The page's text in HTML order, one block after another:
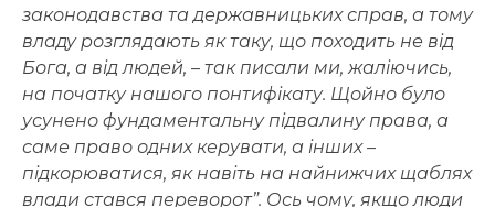
законодавства та державницьких справ, а тому
владу розглядають як таку, що походить не від
Бога, а від людей, – так писали ми, жаліючись,
на початку нашого понтифікату. Щойно було
усунено фундаментальну підвалину права, а
саме право одних керувати, а інших –
підкорюватися, як навіть на найнижчих щаблях
влади стався переворот”. Ось чому, якщо люди